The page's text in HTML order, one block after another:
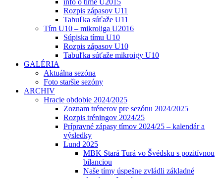
Rozpis zápasov U11
Tabuľka súťaže U11
Tím U10 – mikroliga U2016
Súpiska tímu U10
Rozpis zápasov U10
Tabuľka súťaže mikroigy U10
GALÉRIA
Aktuálna sezóna
Foto staršie sezóny
ARCHIV
Hracie obdobie 2024/2025
Zoznam trénerov pre sezónu 2024/2025
Rozpis tréningov 2024/25
Prípravné zápasy tímov 2024/25 – kalendár a
výsledky
Lund 2025
MBK Stará Turá vo Švédsku s pozitívnou
bilanciou
Naše tímy úspešne zvládli základné